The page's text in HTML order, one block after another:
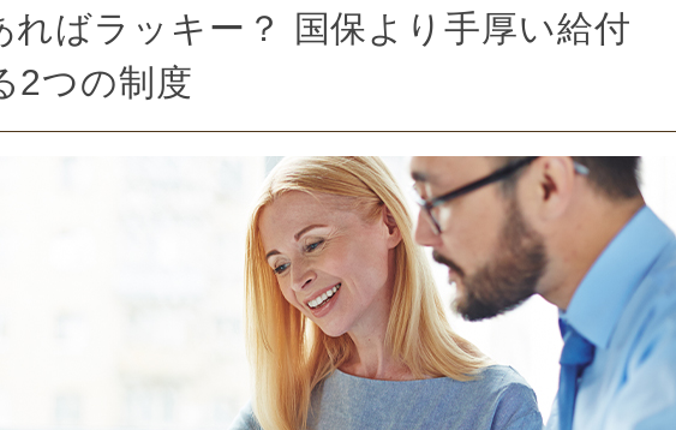
ればラッキー？ 国保より手厚い給付
2つの制度